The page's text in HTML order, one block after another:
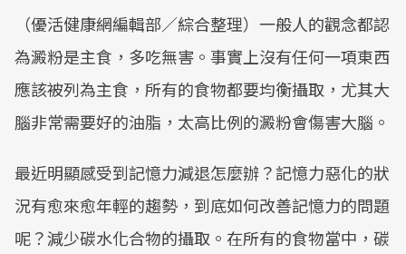
（優活健康網編輯部／綜合整理）一般人的觀念都認
為澱粉是主食，多吃無害。事實上沒有任何一項東西
應該被列為主食，所有的食物都要均衡攝取，尤其大
腦非常需要好的油脂，太高比例的澱粉會傷害大腦。
最近明顯感受到記憶力減退怎麼辦？記憶力惡化的狀
況有愈來愈年輕的趨勢，到底如何改善記憶力的問題
呢？減少碳水化合物的攝取。在所有的食物當中，碳